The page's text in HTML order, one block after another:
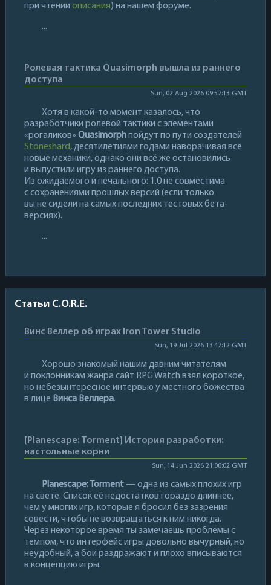
при чтении описания) на нашем форуме.
...
Ролевая тактика Quasimorph вышла из раннего
доступа
Sun, 02 Aug 2026 09:57:13 GMT
Хотя в какой-то момент казалось, что
разработчики ролевой тактики с элементами
«рогаликов» Quasimorphпойдут по пути создателей
Stoneshard,десятилетиямигодами наворачивая всё
новые механики, однако они всё же остановились
и выпустили игру из раннего доступа.
Из ожидаемого и печального: 1.0 не совместима
с сохранениями прошлых версий (если только
вы не сидели на самых последних тестовых бета-
версиях).
...
Статьи C.O.R.E.
Винс Веллер об играх Iron Tower Studio
Sun, 19 Jul 2026 13:47:12 GMT
Хорошо знакомый нашим давним читателям
и поклонникам жанра сайт RPG Watch взял короткое,
но небезынтересное интервью у местного божества
в лице Винса Веллера.
[Planescape: Torment] История разработки:
настольные корни
Sun, 14 Jun 2026 21:00:02 GMT
Planescape: Torment— одна из самых плохих игр
на свете. Список её недостатков гораздо длиннее,
чем у многих игр, которые я бросил без зазрения
совести, чтобы не возвращаться к ним никогда.
Через некоторое время ты замечаешь проблемы с
темпом, что интерфейс игры довольно вычурный, но
неудобный, а бои раздражают и плохо вписываются
в концепцию игры.